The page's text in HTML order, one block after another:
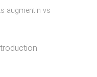
augmentin vs